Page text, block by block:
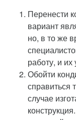
Перенести
вариант
но, в то же
работу, и
Обойти
справиться
случае